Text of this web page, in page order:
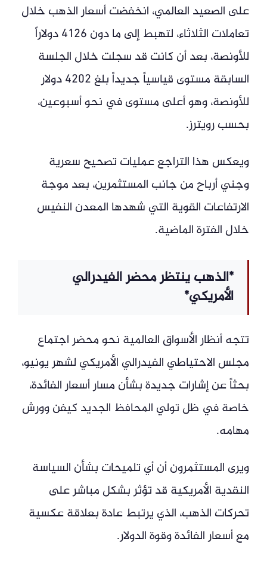
على الصعيد العالمي، انخفضت أسعار الذهب خلال
تعاملات الثلاثاء، لتهبط إلى ما دون 4126 دولاراً
للأونصة، بعد أن كانت قد سجلت خلال الجلسة
السابقة مستوى قياسياً جديداً بلغ 4202 دولار
للأونصة، وهو أعلى مستوى في نحو أسبوعين،
بحسب رويترز.
ويعكس هذا التراجع عمليات تصحيح سعرية
وجني أرباح من جانب المستثمرين، بعد موجة
الارتفاعات القوية التي شهدها المعدن النفيس
خلال الفترة الماضية.
*الذهب ينتظر محضر الفيدرالي
الأمريكي*
تتجه أنظار الأسواق العالمية نحو محضر اجتماع
مجلس الاحتياطي الفيدرالي الأمريكي لشهر يونيو،
بحثاً عن إشارات جديدة بشأن مسار أسعار الفائدة،
خاصة في ظل تولي المحافظ الجديد كيفن وورش
مهامه.
ويرى المستثمرون أن أي تلميحات بشأن السياسة
النقدية الأمريكية قد تؤثر بشكل مباشر على
تحركات الذهب، الذي يرتبط عادة بعلاقة عكسية
مع أسعار الفائدة وقوة الدولار.